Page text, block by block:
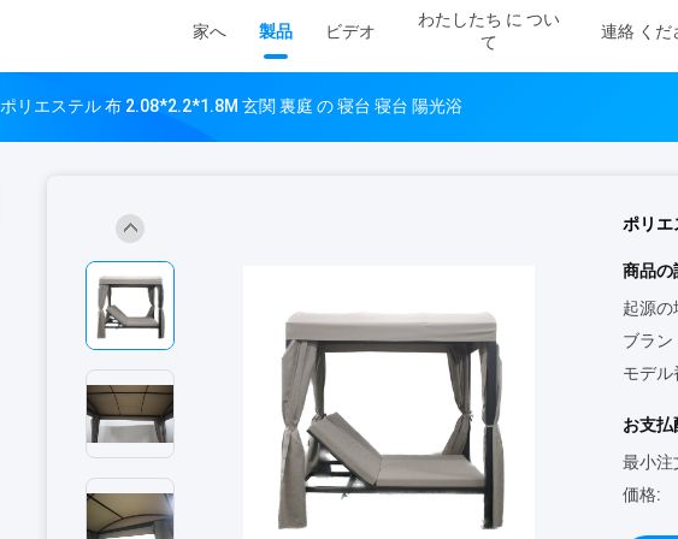
家へ 製品 ビデオ
わたしたち に つい
て
連絡 くだ
ポリエステル 布 2.08*2.2*1.8M 玄関 裏庭 の 寝台 寝台 陽光浴
ポリエ
商品の
起源の
ブラン
モデル
お支払
最小注
価格: